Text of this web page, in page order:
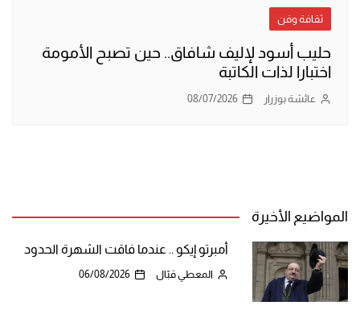
ثقافة وفن
حليب أسود لإليف شافاق.. حين تصبح الأمومة
اختبارا لذات الكاتبة
عائشة بوزرار 08/07/2026
المواضيع الأخيرة
أمبرتو إيكو .. عندما فاقت الشهرة الحدود
المعطي قبّال 06/08/2026